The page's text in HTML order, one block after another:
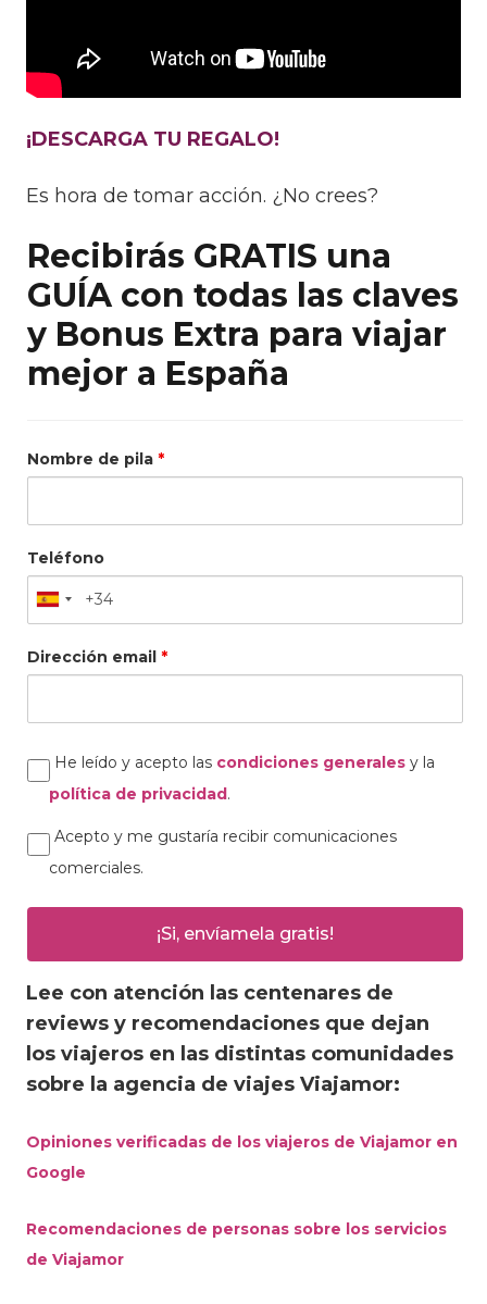
¡DESCARGA TU REGALO!
Es hora de tomar acción. ¿No crees?
Recibirás GRATIS una
GUÍA con todas las claves
y Bonus Extra para viajar
mejor a España
Nombre de pila *
Teléfono
Dirección email *
Privacidad
RGPD
He leído y acepto las condiciones generalesy la
política de privacidad.
Envío
de
comerciales
Acepto y me gustaría recibir comunicaciones
comerciales.
Lee con atención las centenares de
reviews y recomendaciones que dejan
los viajeros en las distintas comunidades
sobre la agencia de viajes Viajamor:
Opiniones verificadas de los viajeros de Viajamor en
Google
Recomendaciones de personas sobre los servicios
de Viajamor